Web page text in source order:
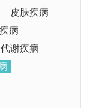
皮肤疾病
病
代谢疾病